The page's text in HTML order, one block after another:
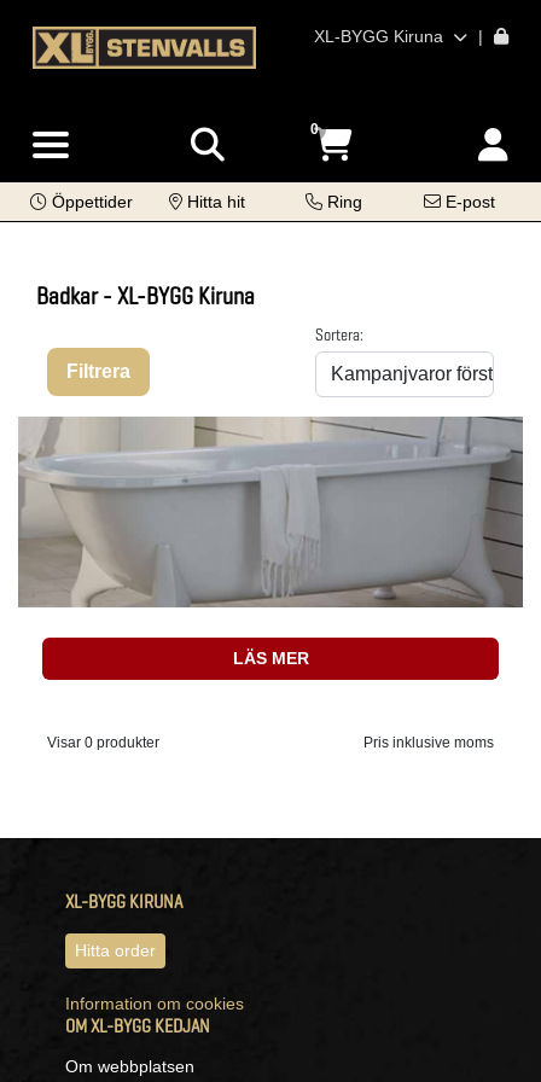
XL-BYGG Kiruna |
0
Öppettider Hitta hit Ring E-post
Badkar - XL-BYGG Kiruna
Filtrera
Sortera:
LÄS MER
Visar 0 produkter Pris inklusive moms
XL-BYGG KIRUNA
Hitta order
Information om cookies
OM XL-BYGG KEDJAN
Om webbplatsen